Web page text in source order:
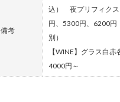
備考
込） 夜プリフィク
円、5300円、6200円
別）
【WINE】グラス白
4000円～